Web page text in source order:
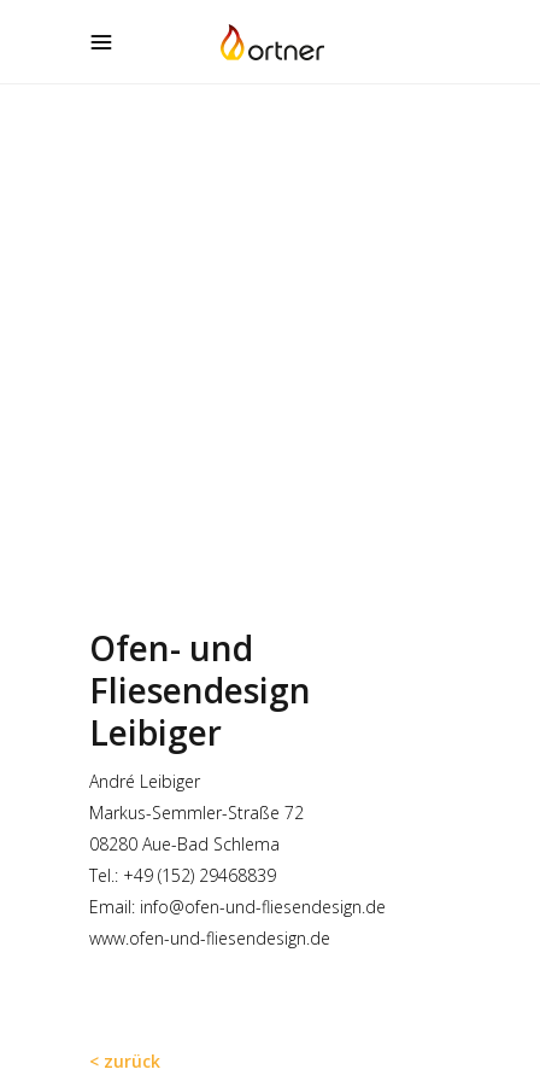
Ofen- und
Fliesendesign
Leibiger
André Leibiger
Markus-Semmler-Straße 72
08280 Aue-Bad Schlema
Tel.: +49 (152) 29468839
Email: info@ofen-und-fliesendesign.de
www.ofen-und-fliesendesign.de
< zurück